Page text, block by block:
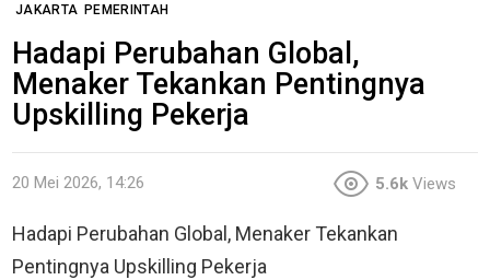
JAKARTA PEMERINTAH
Hadapi Perubahan Global,
Menaker Tekankan Pentingnya
Upskilling Pekerja
20 Mei 2026, 14:26 5.6k Views
Hadapi Perubahan Global, Menaker Tekankan
Pentingnya Upskilling Pekerja